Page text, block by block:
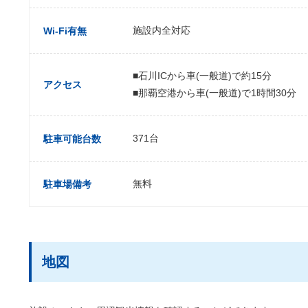
Wi-Fi有無 施設内全対応
アクセス
■石川ICから車(一般道)で約15分
■那覇空港から車(一般道)で1時間30分
駐車可能台数 371台
駐車場備考 無料
地図